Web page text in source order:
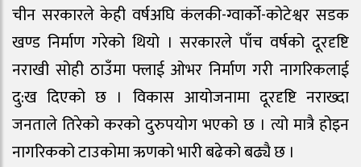
चीन सरकारले केही वर्षअघि कंलकी-ग्वार्को-कोटेश्वर सडक
खण्ड निर्माण गरेको थियो । सरकारले पाँच वर्षको दूरदृष्टि
नराखी सोही ठाउँमा फ्लाई ओभर निर्माण गरी नागरिकलाई
दु:ख दिएको छ । विकास आयोजनामा दूरदृष्टि नराख्दा
जनताले तिरेको करको दुरुपयोग भएको छ । त्यो मात्रै होइन
नागरिकको टाउकोमा ऋणको भारी बढेको बढ्यै छ ।